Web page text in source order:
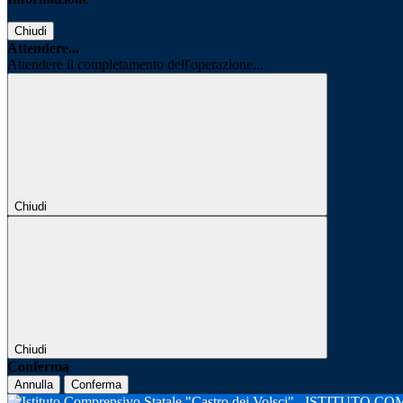
Chiudi
Attendere...
Attendere il completamento dell'operazione...
Chiudi
Chiudi
Conferma
Annulla Conferma